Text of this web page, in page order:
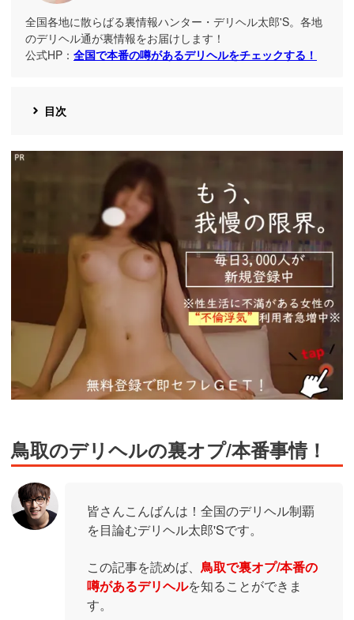
全国各地に散らばる裏情報ハンター・デリヘル太郎'S。各地
のデリヘル通が裏情報をお届けします！
公式HP： 全国で本番の噂があるデリヘルをチェックする！
目次
https://ac.m-
ads.jp/t6d63J515a0bact6/cl/?
bId=93863658&msid=13922
鳥取のデリヘルの裏オプ/本番事情！
皆さんこんばんは！全国のデリヘル制覇
を目論むデリヘル太郎'Sです。
この記事を読めば、 鳥取で裏オプ/本番の
噂があるデリヘルを知ることができま
す。